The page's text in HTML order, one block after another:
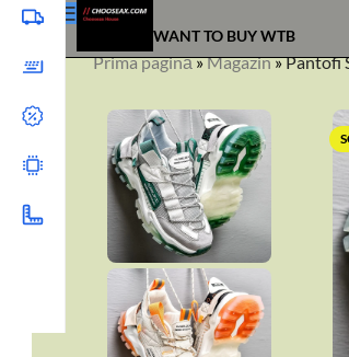
+40744760175
WANT TO BUY WTB
Prima pagină»Magazin»Pantofi